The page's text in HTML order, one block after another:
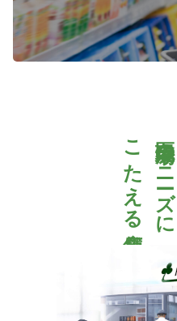
医療現場のニーズに
こたえる店舗を